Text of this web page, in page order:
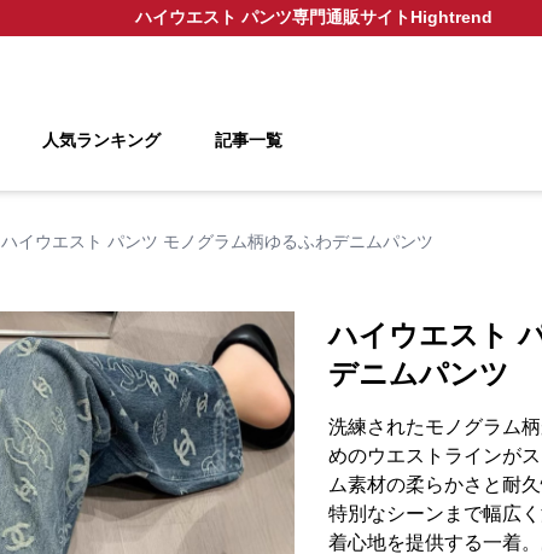
ハイウエスト パンツ専門通販サイトHightrend
人気ランキング 記事一覧
ハイウエスト パンツ モノグラム柄ゆるふわデニムパンツ
ハイウエスト
デニムパンツ
洗練されたモノグラム
めのウエストラインが
ム素材の柔らかさと耐
特別なシーンまで幅広
着心地を提供する一着